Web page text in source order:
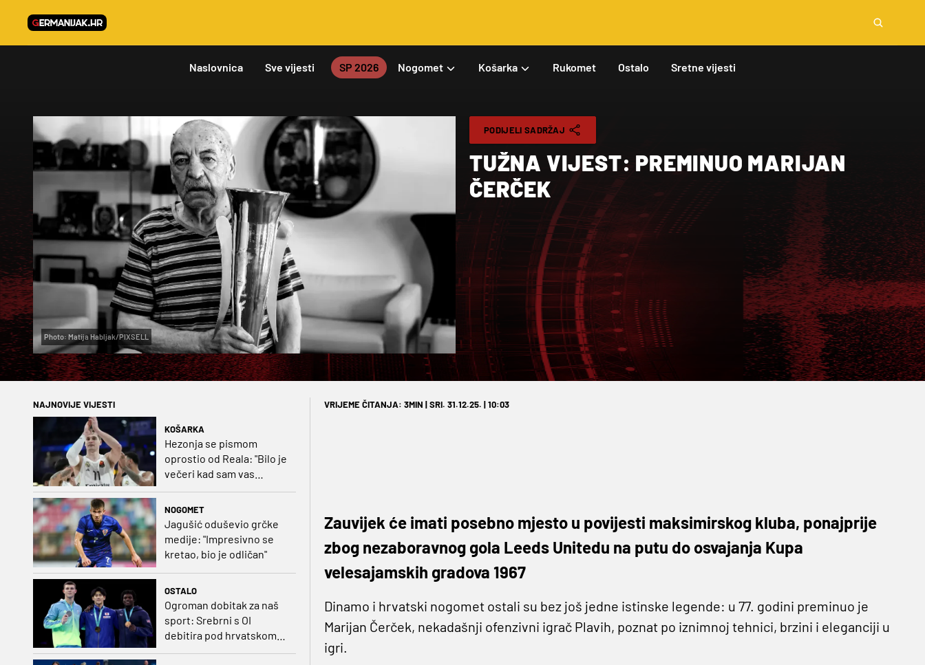
Naslovnica Sve vijesti SP 2026 Nogomet Košarka Rukomet Ostalo Sretne vijesti
Photo: Matija Habljak/PIXSELL
PODIJELI SADRŽAJ
TUŽNA VIJEST: PREMINUO MARIJAN
ČERČEK
NAJNOVIJE VIJESTI
KOŠARKA
Hezonja se pismom
oprostio od Reala: "Bilo je
večeri kad sam vas
NOGOMET
Jagušić oduševio grčke
medije: "Impresivno se
kretao, bio je odličan"
OSTALO
Ogroman dobitak za naš
sport: Srebrni s OI
debitira pod hrvatskom
zastavom
VRIJEME ČITANJA: 3MIN | SRI. 31.12.25. | 10:03
Zauvijek će imati posebno mjesto u povijesti maksimirskog kluba, ponajprije
zbog nezaboravnog gola Leeds Unitedu na putu do osvajanja Kupa
velesajamskih gradova 1967
Dinamo i hrvatski nogomet ostali su bez još jedne istinske legende: u 77. godini preminuo je
Marijan Čerček, nekadašnji ofenzivni igrač Plavih, poznat po iznimnoj tehnici, brzini i eleganciji u
igri.